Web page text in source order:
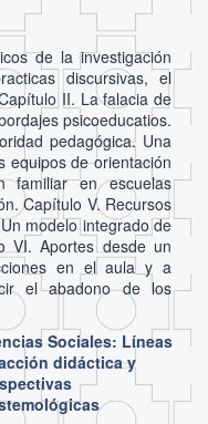
de la investigación
discursivas, el
II. La falacia de
psicoeducatios.
pedagógica. Una
equipos de orientación
familiar en escuelas
Capítulo V. Recursos
modelo integrado de
VI. Aportes desde un
en el aula y a
el abadono de los
Sociales: Líneas
didáctica y